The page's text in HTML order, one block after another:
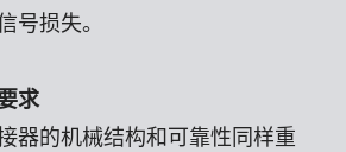
号损失。
求
器的机械结构和可靠性同样重